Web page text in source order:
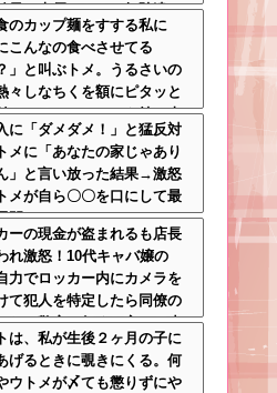
果←声優スキルの無駄遣い
すぎるｗｗｗ
のカップ麺をすする私に
こんなの食べさせてる
」と叫ぶトメ。うるさいの
々しなちくを額にピタッと
け、チャーシューを持ち上
ｗｗｗｗｗ
に「ダメダメ！」と猛反対
メに「あなたの家じゃあり
」と言い放った結果→激怒
メが自ら〇〇を口にして最
開へｗｗｗｗｗｗ
ーの現金が盗まれるも店長
れ激怒！10代キャバ嬢の
力でロッカー内にカメラを
て犯人を特定したら同僚の
た…警察へ行くと言って止
、加害者に泣かれながら大
て・・・
は、私が生後２ヶ月の子に
げるときに覗きにくる。何
ウトメが〆ても懲りずにや